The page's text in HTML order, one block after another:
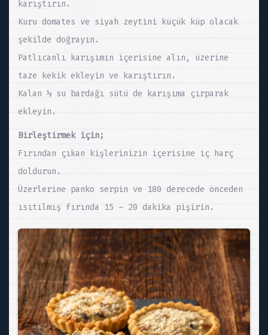
karıştırın.
Kuru domates ve siyah zeytini küçük küp olacak
şekilde doğrayın.
Patlıcanlı karışımın içerisine alın, üzerine
taze kekik ekleyin ve karıştırın.
Kalan ½ su bardağı sütü de karışıma çırparak
ekleyin.
Birleştirmek için;
Fırından çıkan kişlerinizin içerisine iç harç
doldurun.
Üzerlerine panko serpin ve 180 derecede önceden
ısıtılmış fırında 15 – 20 dakika pişirin.